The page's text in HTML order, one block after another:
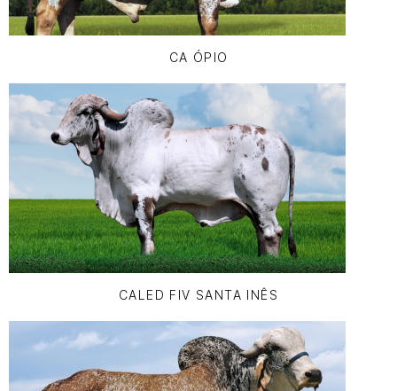
CA ÓPIO
CALED FIV SANTA INÊS